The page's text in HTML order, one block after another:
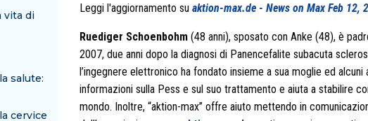
Leggi l'aggiornamento su aktion-max.de - News on Max Feb 12,
Ruediger Schoenbohm (48 anni), sposato con Anke (48), è
2007, due anni dopo la diagnosi di Panencefalite subacuta
l’ingegnere elettronico ha fondato insieme a sua moglie ed alcuni
informazioni sulla Pess e sul suo trattamento e aiuta a stabilire
mondo. Inoltre, “aktion-max” offre aiuto mettendo in
vita di
salute:
cervice